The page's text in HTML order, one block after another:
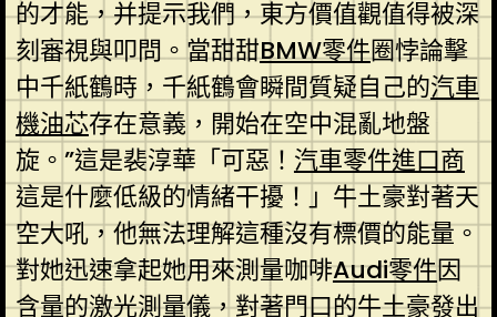
的才能，并提示我們，東方價值觀值得被深
刻審視與叩問。當甜甜BMW零件圈悖論擊
中千紙鶴時，千紙鶴會瞬間質疑自己的汽車
機油芯存在意義，開始在空中混亂地盤
旋。”這是裴淳華「可惡！ 汽車零件進口商
這是什麼低級的情緒干擾！」牛土豪對著天
空大吼，他無法理解這種沒有標價的能量。
對她迅速拿起她用來測量咖啡Audi零件因
含量的激光測量儀，對著門口的牛土豪發出